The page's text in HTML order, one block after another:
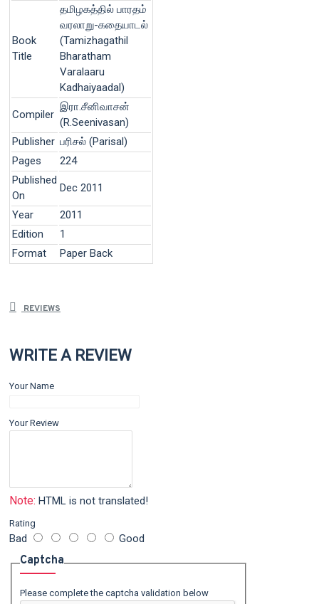
Book
Title
தமிழகத்தில் பாரதம்
வரலாறு-கதையாடல்
(Tamizhagathil
Bharatham
Varalaaru
Kadhaiyaadal)
Compiler
இரா.சீனிவாசன்
(R.Seenivasan)
Publisher பரிசல் (Parisal)
Pages
224
Published
On
Dec 2011
Year
2011
Edition
1
Format
Paper Back
REVIEWS
WRITE A REVIEW
Your Name
Your Review
Note: HTML is not translated!
Rating
Bad Good
Captcha
Please complete the captcha validation below